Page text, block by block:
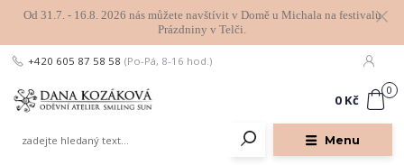
Od 31.7. - 16.8. 2026 nás můžete navštívit v Domě u Michala na festivalu
Prázdniny v Telči.
Menu
+420 605 87 58 58 (Po-Pá, 8-16 hod.)
0
0 Kč